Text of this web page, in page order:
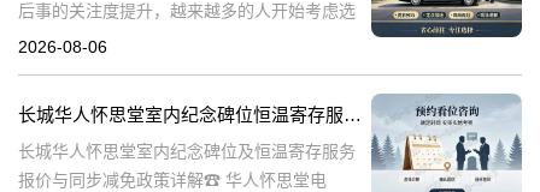
后事的关注度提升，越来越多的人开始考虑选
择合适的纪念方式来表达对逝者的哀思和怀
包
2026-08-06
长城华人怀思堂室内纪念碑位恒温寄存服务报价及同步减免政策详解
长城华人怀思堂室内纪念碑位及恒温寄存服务
报价与同步减免政策详解☎ 华人怀思堂电